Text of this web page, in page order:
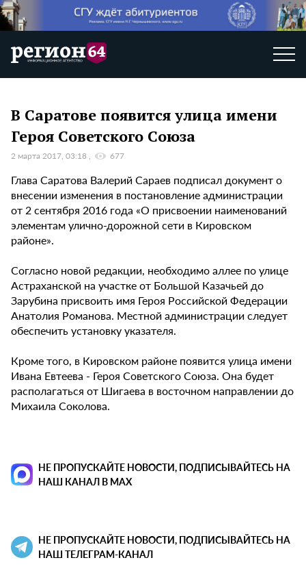
В Саратове появится улица имени
Героя Советского Союза
2 марта 2017, 03:18 677
Глава Саратова Валерий Сараев подписал документ о
внесении изменения в постановление администрации
от 2 сентября 2016 года «О присвоении наименований
элементам улично-дорожной сети в Кировском
районе».
Согласно новой редакции, необходимо аллее по улице
Астраханской на участке от Большой Казачьей до
Зарубина присвоить имя Героя Российской Федерации
Анатолия Романова. Местной администрации следует
обеспечить установку указателя.
Кроме того, в Кировском районе появится улица имени
Ивана Евтеева - Героя Советского Союза. Она будет
располагаться от Шигаева в восточном направлении до
Михаила Соколова.
НЕ ПРОПУСКАЙТЕ НОВОСТИ, ПОДПИСЫВАЙТЕСЬ НА
НАШ КАНАЛ В MAX
НЕ ПРОПУСКАЙТЕ НОВОСТИ, ПОДПИСЫВАЙТЕСЬ НА
НАШ ТЕЛЕГРАМ-КАНАЛ